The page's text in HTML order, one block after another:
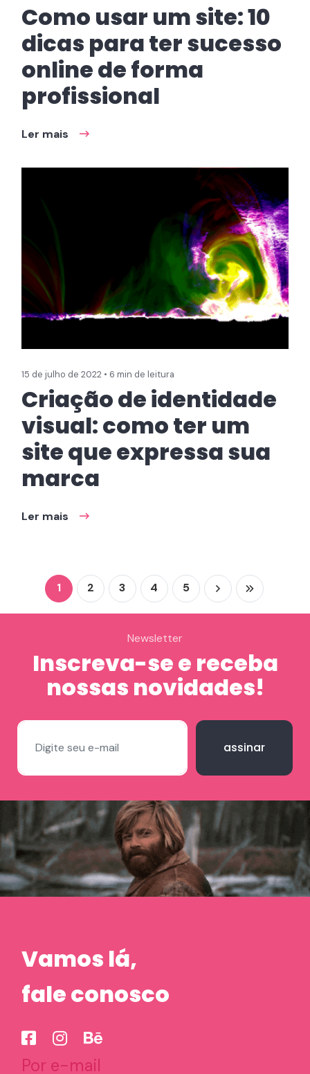
Como usar um site: 10
dicas para ter sucesso
online de forma
profissional
Ler mais
15 de julho de 2022 • 6 min de leitura
Criação de identidade
visual: como ter um
site que expressa sua
marca
Ler mais
1 2 3 4 5
Newsletter
Inscreva-se e receba
nossas novidades!
assinar
Vamos lá,
fale conosco
Por e-mail